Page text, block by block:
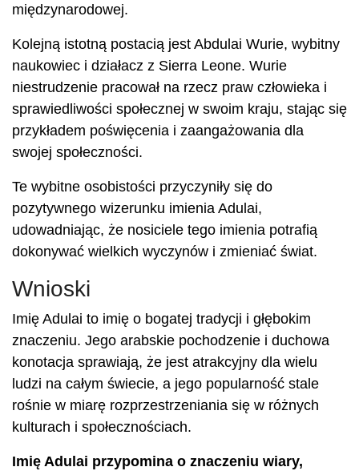
międzynarodowej.
Kolejną istotną postacią jest Abdulai Wurie, wybitny
naukowiec i działacz z Sierra Leone. Wurie
niestrudzenie pracował na rzecz praw człowieka i
sprawiedliwości społecznej w swoim kraju, stając się
przykładem poświęcenia i zaangażowania dla
swojej społeczności.
Te wybitne osobistości przyczyniły się do
pozytywnego wizerunku imienia Adulai,
udowadniając, że nosiciele tego imienia potrafią
dokonywać wielkich wyczynów i zmieniać świat.
Wnioski
Imię Adulai to imię o bogatej tradycji i głębokim
znaczeniu. Jego arabskie pochodzenie i duchowa
konotacja sprawiają, że jest atrakcyjny dla wielu
ludzi na całym świecie, a jego popularność stale
rośnie w miarę rozprzestrzeniania się w różnych
kulturach i społecznościach.
Imię Adulai przypomina o znaczeniu wiary,